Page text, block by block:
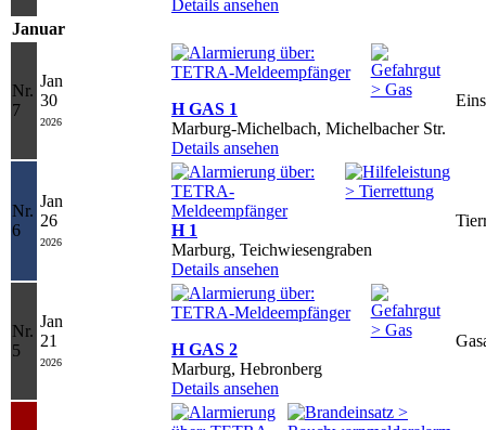
Details ansehen
Januar
Nr.
7
Jan
30
2026
H GAS 1
Marburg-Michelbach, Michelbacher Str.
Details ansehen
Nr.
6
Jan
26
2026
H 1
Marburg, Teichwiesengraben
Details ansehen
Nr.
5
Jan
21
2026
H GAS 2
Marburg, Hebronberg
Details ansehen